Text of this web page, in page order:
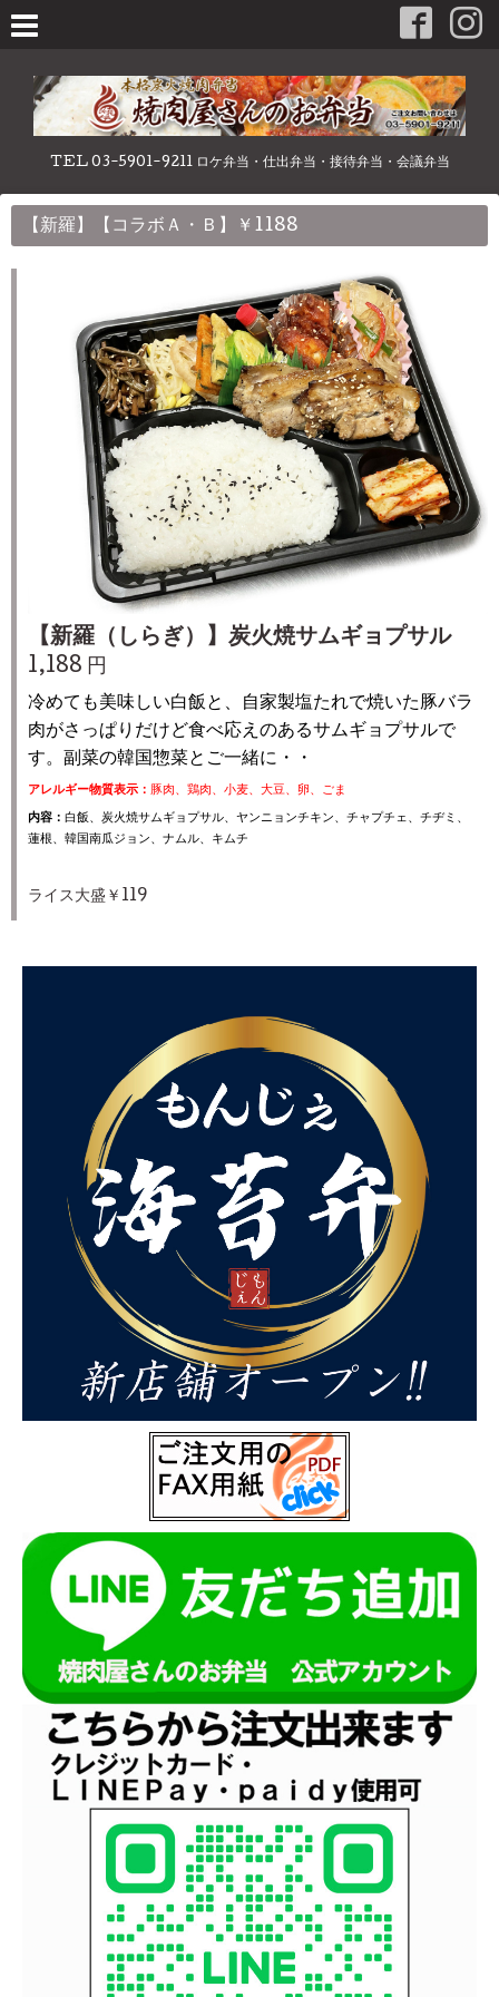
TEL 03-5901-9211 ロケ弁当・仕出弁当・接待弁当・会議弁当
【新羅】【コラボＡ・Ｂ】￥1188
【新羅（しらぎ）】炭火焼サムギョプサル
1,188 円
冷めても美味しい白飯と、自家製塩たれで焼いた豚バラ
肉がさっぱりだけど食べ応えのあるサムギョプサルで
す。副菜の韓国惣菜とご一緒に・・
アレルギー物質表示： 豚肉、鶏肉、小麦、大豆、卵、ごま
内容： 白飯、炭火焼サムギョプサル、ヤンニョンチキン、チャプチェ、チヂミ、
蓮根、韓国南瓜ジョン、ナムル、キムチ
ライス大盛￥119